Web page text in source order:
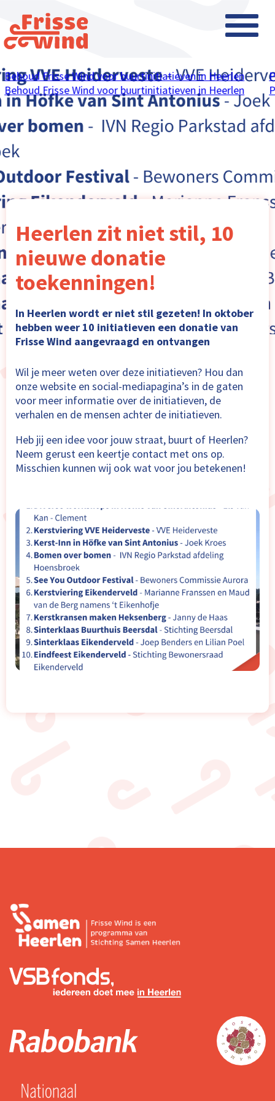
Behoud Frisse Wind voor buurtinitiatieven in Heerlen
Behoud Frisse Wind voor buurtinitiatieven in Heerlen
Heerlen zit niet stil, 10
nieuwe donatie
toekenningen!
In Heerlen wordt er niet stil gezeten! In oktober
hebben weer 10 initiatieven een donatie van
Frisse Wind aangevraagd en ontvangen
Wil je meer weten over deze initiatieven? Hou dan
onze website en social-mediapagina’s in de gaten
voor meer informatie over de initiatieven, de
verhalen en de mensen achter de initiatieven.
Heb jij een idee voor jouw straat, buurt of Heerlen?
Neem gerust een keertje contact met ons op.
Misschien kunnen wij ook wat voor jou betekenen!